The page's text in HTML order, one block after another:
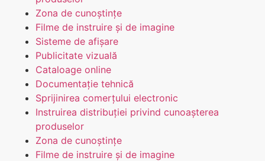
Zona de cunoștințe
Filme de instruire și de imagine
Sisteme de afișare
Publicitate vizuală
Cataloage online
Documentație tehnică
Sprijinirea comerțului electronic
Instruirea distribuției privind cunoașterea
produselor
Zona de cunoștințe
Filme de instruire și de imagine